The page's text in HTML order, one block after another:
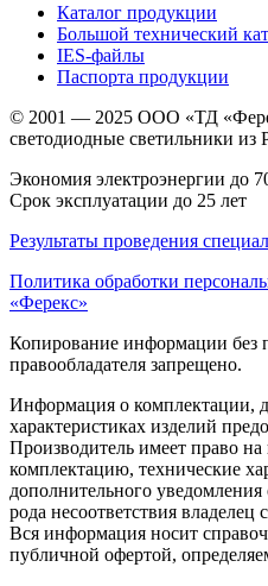
Каталог продукции
Большой технический
IES-файлы
Паспорта продукции
© 2001 — 2025 ООО «ТД
светодиодные светильники из
Экономия электроэнергии до
Срок эксплуатации до 25 лет
Результаты проведения
Политика обработки
«Ферекс»
Копирование информации без
правообладателя запрещено.
Информация о комплектации,
характеристиках изделий
Производитель имеет право
комплектацию, технические
дополнительного
рода несоответствия владелец
Вся информация носит
публичной офертой,